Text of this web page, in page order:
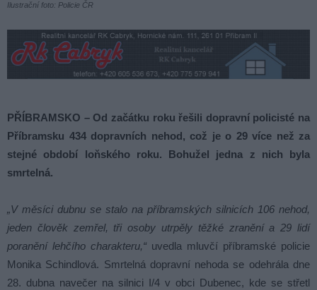
Ilustrační foto: Policie ČR
PŘÍBRAMSKO – Od začátku roku řešili dopravní policisté na
Příbramsku 434 dopravních nehod, což je o 29 více než za
stejné období loňského roku. Bohužel jedna z nich byla
smrtelná.
„V měsíci dubnu se stalo na příbramských silnicích 106 nehod,
jeden člověk zemřel, tři osoby utrpěly těžké zranění a 29 lidí
poranění lehčího charakteru,“ uvedla mluvčí příbramské policie
Monika Schindlová. Smrtelná dopravní nehoda se odehrála dne
28. dubna navečer na silnici I/4 v obci Dubenec, kde se střetl